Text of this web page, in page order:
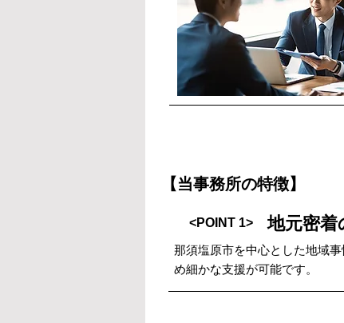
【当事務所の特徴】
<POINT 1> 地元密着
那須塩原市を中心とした地域
め細かな支援が可能です。